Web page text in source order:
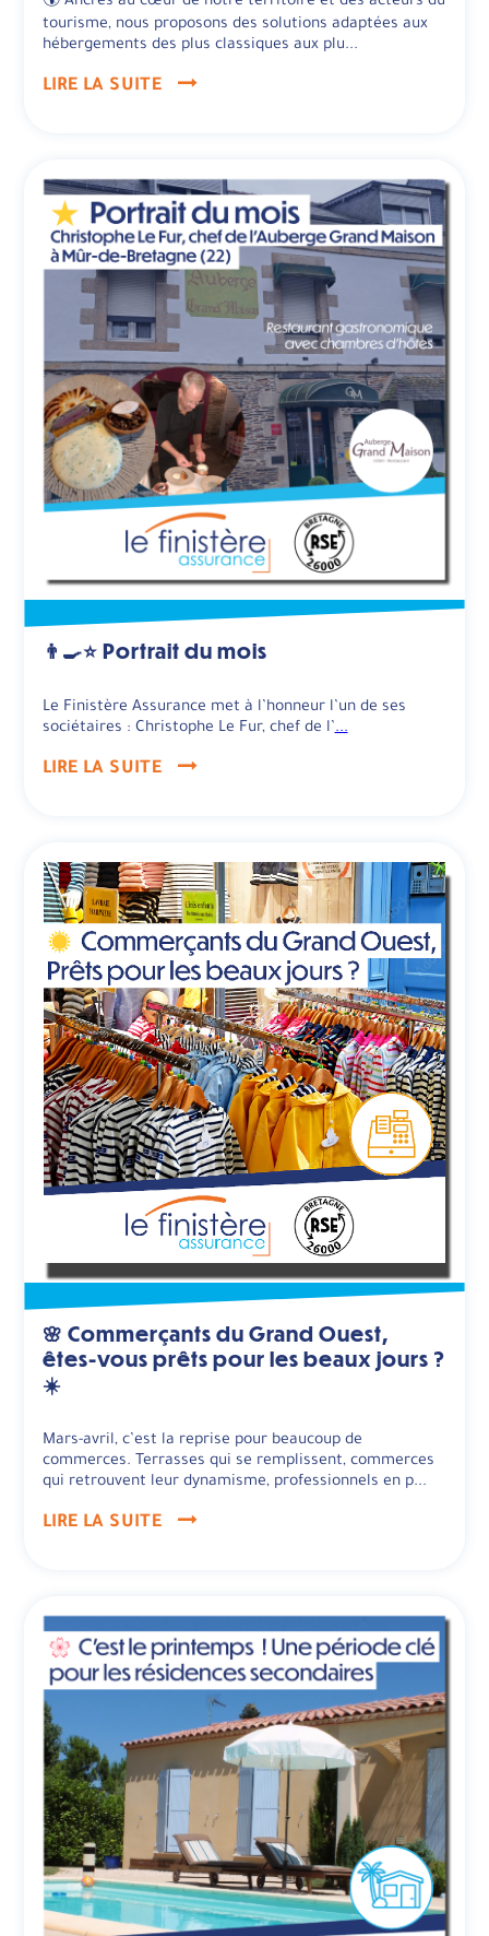
tourisme, nous proposons des solutions adaptées aux
hébergements des plus classiques aux plu...
LIRE LA SUITE
👨‍🍳⭐️ Portrait du mois
Le Finistère Assurance met à l’honneur l’un de ses
sociétaires : Christophe Le Fur, chef de l’...
LIRE LA SUITE
🌸 Commerçants du Grand Ouest,
êtes-vous prêts pour les beaux jours ?
☀️
Mars-avril, c’est la reprise pour beaucoup de
commerces. Terrasses qui se remplissent, commerces
qui retrouvent leur dynamisme, professionnels en p...
LIRE LA SUITE